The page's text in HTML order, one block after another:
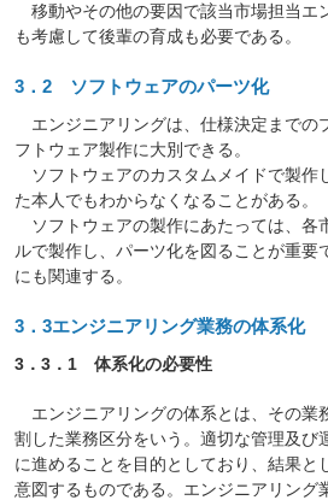
移動やその他の要因で該当市場担当エ
も考慮して後輩の育成も必要である。
3．2 ソフトウェアのパーツ化
エンジニアリングは、仕様決定までの
フトウェア製作に大別できる。
ソフトウェアのカスタムメイドで製作
た本人でもわからなくなることがある。
ソフトウェアの製作にあたっては、各
ルで製作し、パーツ化を図ることが重要
にも関連する。
3．3エンジニアリング業務の体系化
3．3．1 体系化の必要性
エンジニアリングの体系とは、その業
割した業務区分をいう。適切な管理及び
に進めることを目的としており、結果と
意図するものである。エンジニアリング